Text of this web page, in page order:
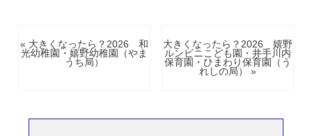
« 大きくなったら？2026 和
光幼稚園・嬉野幼稚園（やま
うち局）
大きくなったら？2026 嬉野
ルンビニこども園・井手川内
保育園・ひまわり保育園（う
れしの局） »